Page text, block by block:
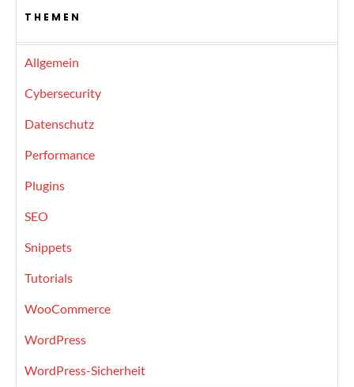
THEMEN
Allgemein
Cybersecurity
Datenschutz
Performance
Plugins
SEO
Snippets
Tutorials
WooCommerce
WordPress
WordPress-Sicherheit